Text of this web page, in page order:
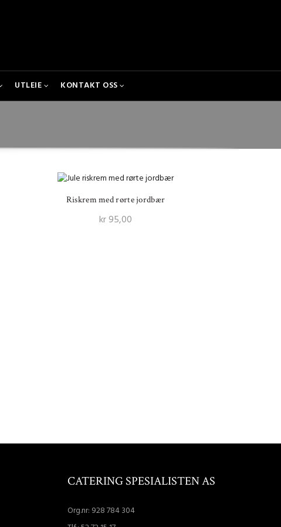
UTLEIE KONTAKT OSS
Riskrem med rørte jordbær
kr95,00
CATERING SPESIALISTEN AS
Org.nr: 928 784 304